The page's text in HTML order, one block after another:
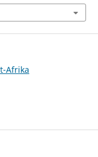
Afrika